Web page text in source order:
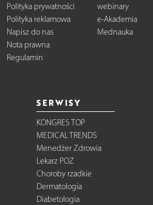
Polityka prywatności
Polityka reklamowa
Napisz do nas
Nota prawna
Regulamin
webinary
e-Akademia
Mednauka
SERWISY
KONGRES TOP
MEDICAL TRENDS
Menedżer Zdrowia
Lekarz POZ
Choroby rzadkie
Dermatologia
Diabetologia